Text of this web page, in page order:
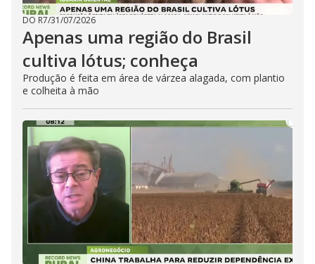
DO R7/31/07/2026
Apenas uma região do Brasil
cultiva lótus; conheça
Produção é feita em área de várzea alagada, com plantio
e colheita à mão